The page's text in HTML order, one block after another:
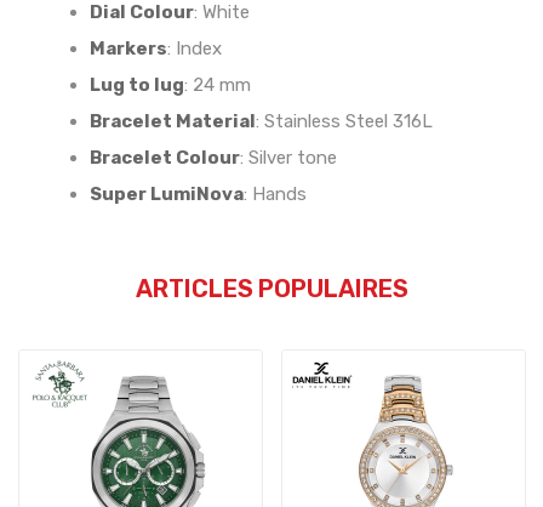
Dial Colour: White
Markers: Index
Lug to lug: 24 mm
Bracelet Material: Stainless Steel 316L
Bracelet Colour: Silver tone
Super LumiNova: Hands
ARTICLES POPULAIRES